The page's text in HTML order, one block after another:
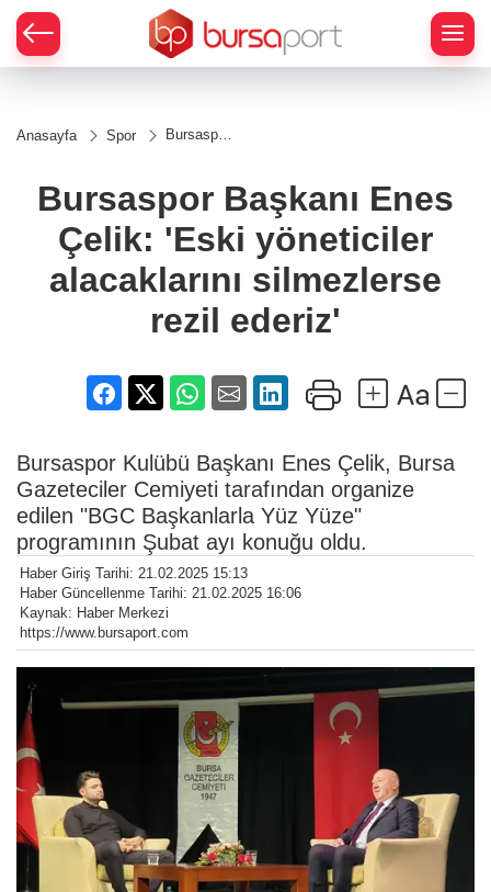
Anasayfa Spor
Bursaspor
yöneticiler
silmezlerse
rezil ederiz'
Bursaspor Başkanı Enes
Çelik: 'Eski yöneticiler
alacaklarını silmezlerse
rezil ederiz'
Bursaspor Kulübü Başkanı Enes Çelik, Bursa
Gazeteciler Cemiyeti tarafından organize
edilen "BGC Başkanlarla Yüz Yüze"
programının Şubat ayı konuğu oldu.
Haber Giriş Tarihi: 21.02.2025 15:13
Haber Güncellenme Tarihi: 21.02.2025 16:06
Kaynak: Haber Merkezi
https://www.bursaport.com